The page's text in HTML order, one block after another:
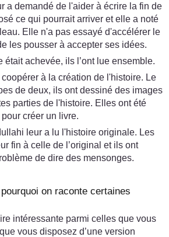
a demandé de l'aider à écrire la fin de
ce qui pourrait arriver et elle a noté
Elle n'a pas essayé d'accélérer le
les pousser à accepter ses idées.
était achevée, ils l’ont lue ensemble.
à la création de l'histoire. Le
de deux, ils ont dessiné des images
parties de l'histoire. Elles ont été
créer un livre.
leur a lu l'histoire originale. Les
fin à celle de l’original et ils ont
de dire des mensonges.
on raconte certaines
intéressante parmi celles que vous
vous disposez d’une version